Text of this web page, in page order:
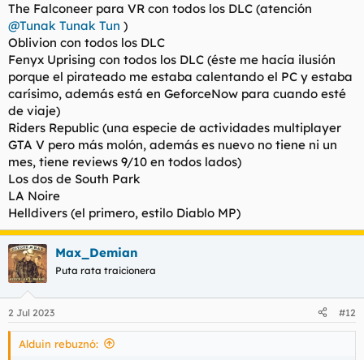
The Falconeer para VR con todos los DLC (atención
@Tunak Tunak Tun )
Oblivion con todos los DLC
Fenyx Uprising con todos los DLC (éste me hacía ilusión
porque el pirateado me estaba calentando el PC y estaba
carísimo, además está en GeforceNow para cuando esté
de viaje)
Riders Republic (una especie de actividades multiplayer
GTA V pero más molón, además es nuevo no tiene ni un
mes, tiene reviews 9/10 en todos lados)
Los dos de South Park
LA Noire
Helldivers (el primero, estilo Diablo MP)
Max_Demian
Puta rata traicionera
2 Jul 2023 #12
Alduin rebuznó: